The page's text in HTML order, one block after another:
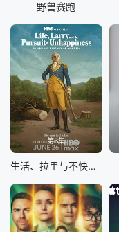
野兽赛跑
第6集
生活、拉里与不快乐的追求：一部美国史